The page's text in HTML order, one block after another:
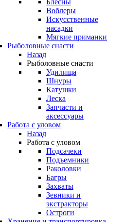
Блесны
Воблеры
Искусственные
насадки
Мягкие приманки
Рыболовные снасти
Назад
Рыболовные снасти
Удилища
Шнуры
Катушки
Леска
Запчасти и
аксессуары
Работа с уловом
Назад
Работа с уловом
Подсачеки
Подъемники
Раколовки
Багры
Захваты
Зевники и
экстракторы
Остроги